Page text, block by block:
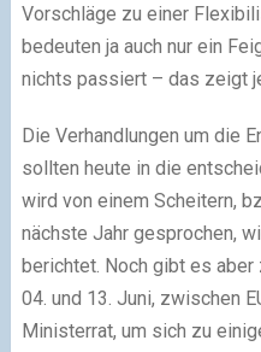
Vorschläge zu einer
bedeuten ja auch nur ein
nichts passiert – das zeigt
Die Verhandlungen um die
sollten heute in die
wird von einem Scheitern,
nächste Jahr gesprochen,
berichtet. Noch gibt es aber
04. und 13. Juni, zwischen
Ministerrat, um sich zu